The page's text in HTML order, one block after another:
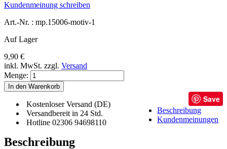
Kundenmeinung schreiben
Art.-Nr. : mp.15006-motiv-1
Auf Lager
9,90 €
inkl. MwSt. zzgl. Versand
Menge:
In den Warenkorb
Kostenloser Versand (DE)
Versandbereit in 24 Std.
Hotline 02306 94698110
Save
Beschreibung
Kundenmeinungen
Beschreibung